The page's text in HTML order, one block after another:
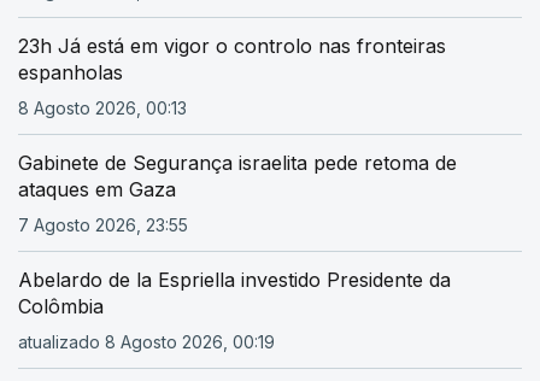
23h Já está em vigor o controlo nas fronteiras
espanholas
8 Agosto 2026, 00:13
Gabinete de Segurança israelita pede retoma de
ataques em Gaza
7 Agosto 2026, 23:55
Abelardo de la Espriella investido Presidente da
Colômbia
atualizado 8 Agosto 2026, 00:19